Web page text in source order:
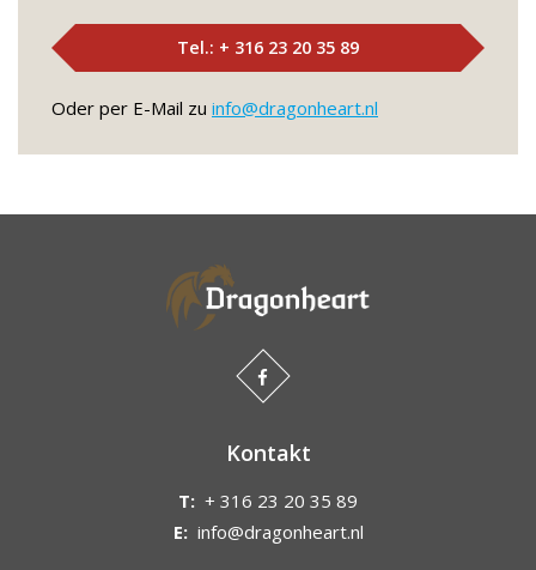
Tel.: + 316 23 20 35 89
Oder per E-Mail zu info@dragonheart.nl
Kontakt
T: + 316 23 20 35 89
E: info@dragonheart.nl